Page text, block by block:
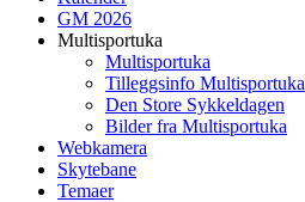
GM 2026
Multisportuka
Multisportuka
Tilleggsinfo Multisportuka
Den Store Sykkeldagen
Bilder fra Multisportuka
Webkamera
Skytebane
Temaer